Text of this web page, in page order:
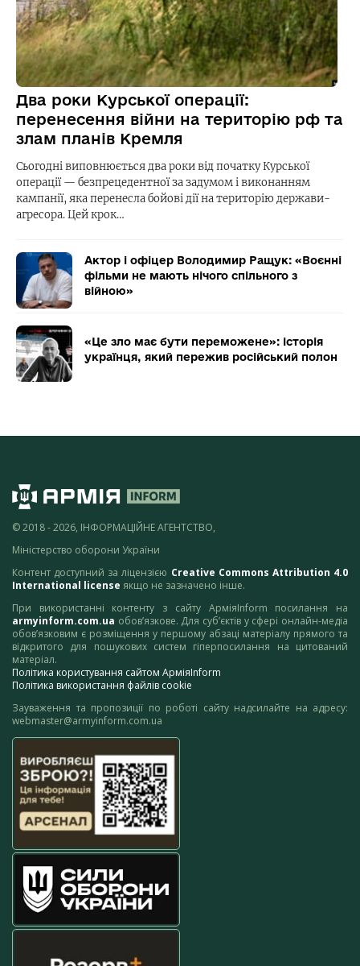
Два роки Курської операції:
перенесення війни на територію рф та
злам планів Кремля
Сьогодні виповнюється два роки від початку Курської
операції — безпрецедентної за задумом і виконанням
кампанії, яка перенесла бойові дії на територію держави-
агресора. Цей крок…
Актор і офіцер Володимир Ращук: «Воєнні
фільми не мають нічого спільного з
війною»
«Це зло має бути переможене»: історія
українця, який пережив російський полон
© 2018 - 2026, ІНФОРМАЦІЙНЕ АГЕНТСТВО,
Міністерство оборони України
Контент доступний за ліцензією Creative Commons Attribution 4.0
International license якщо не зазначено інше.
При використанні контенту з сайту АрміяInform посилання на
armyinform.com.ua обов’язкове. Для суб’єктів у сфері онлайн-медіа
обов’язковим є розміщення у першому абзаці матеріалу прямого та
відкритого для пошукових систем гіперпосилання на цитований
матеріал.
Політика користування сайтом АрміяInform
Політика використання файлів cookie
Зауваження та пропозиції по роботі сайту надсилайте на адресу:
webmaster@armyinform.com.ua